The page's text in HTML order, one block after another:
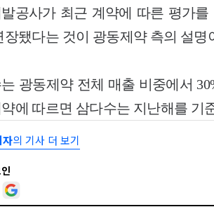
공사가 최근 계약에 따른 평가
장됐다는 것이 광동제약 측의 설명
광동제약 전체 매출 비중에서
에 따르면 삼다수는 지난해를 기
자의 기사 더 보기